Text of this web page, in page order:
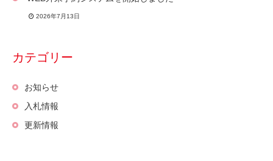
2026年7月13日
カテゴリー
お知らせ
入札情報
更新情報